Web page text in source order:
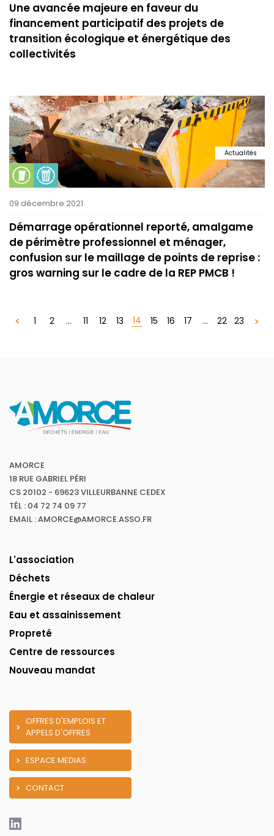
Une avancée majeure en faveur du
financement participatif des projets de
transition écologique et énergétique des
collectivités
Actualités
09 décembre 2021
Démarrage opérationnel reporté, amalgame
de périmètre professionnel et ménager,
confusion sur le maillage de points de reprise :
gros warning sur le cadre de la REP PMCB !
1 2 ... 11 12 13 14 15 16 17 ... 22 23
AMORCE
18 RUE GABRIEL PÉRI
CS 20102 - 69623 VILLEURBANNE CEDEX
TÉL : 04 72 74 09 77
EMAIL : AMORCE@AMORCE.ASSO.FR
L'association
Déchets
Énergie et réseaux de chaleur
Eau et assainissement
Propreté
Centre de ressources
Nouveau mandat
OFFRES D'EMPLOIS ET
APPELS D'OFFRES
ESPACE MEDIAS
CONTACT